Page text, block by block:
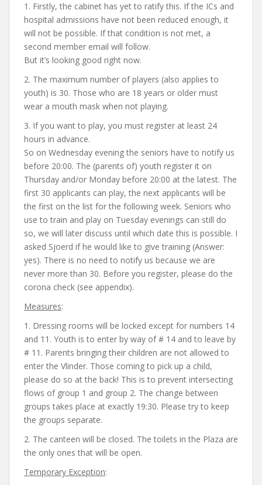
1. Firstly, the cabinet has yet to ratify this. If the ICs and
hospital admissions have not been reduced enough, it
will not be possible. If that condition is not met, a
second member email will follow.
But it’s looking good right now.
2. The maximum number of players (also applies to
youth) is 30. Those who are 18 years or older must
wear a mouth mask when not playing.
3. If you want to play, you must register at least 24
hours in advance.
So on Wednesday evening the seniors have to notify us
before 20:00. The (parents of) youth register it on
Thursday and/or Monday before 20:00 at the latest. The
first 30 applicants can play, the next applicants will be
the first on the list for the following week. Seniors who
use to train and play on Tuesday evenings can still do
so, we will later discuss until which date this is possible. I
asked Sjoerd if he would like to give training (Answer:
yes). There is no need to notify us because we are
never more than 30. Before you register, please do the
corona check (see appendix).
Measures:
1. Dressing rooms will be locked except for numbers 14
and 11. Youth is to enter by way of # 14 and to leave by
# 11. Parents bringing their children are not allowed to
enter the Vlinder. Those coming to pick up a child,
please do so at the back! This is to prevent intersecting
flows of group 1 and group 2. The change between
groups takes place at exactly 19:30. Please try to keep
the groups separate.
2. The canteen will be closed. The toilets in the Plaza are
the only ones that will be open.
Temporary Exception: